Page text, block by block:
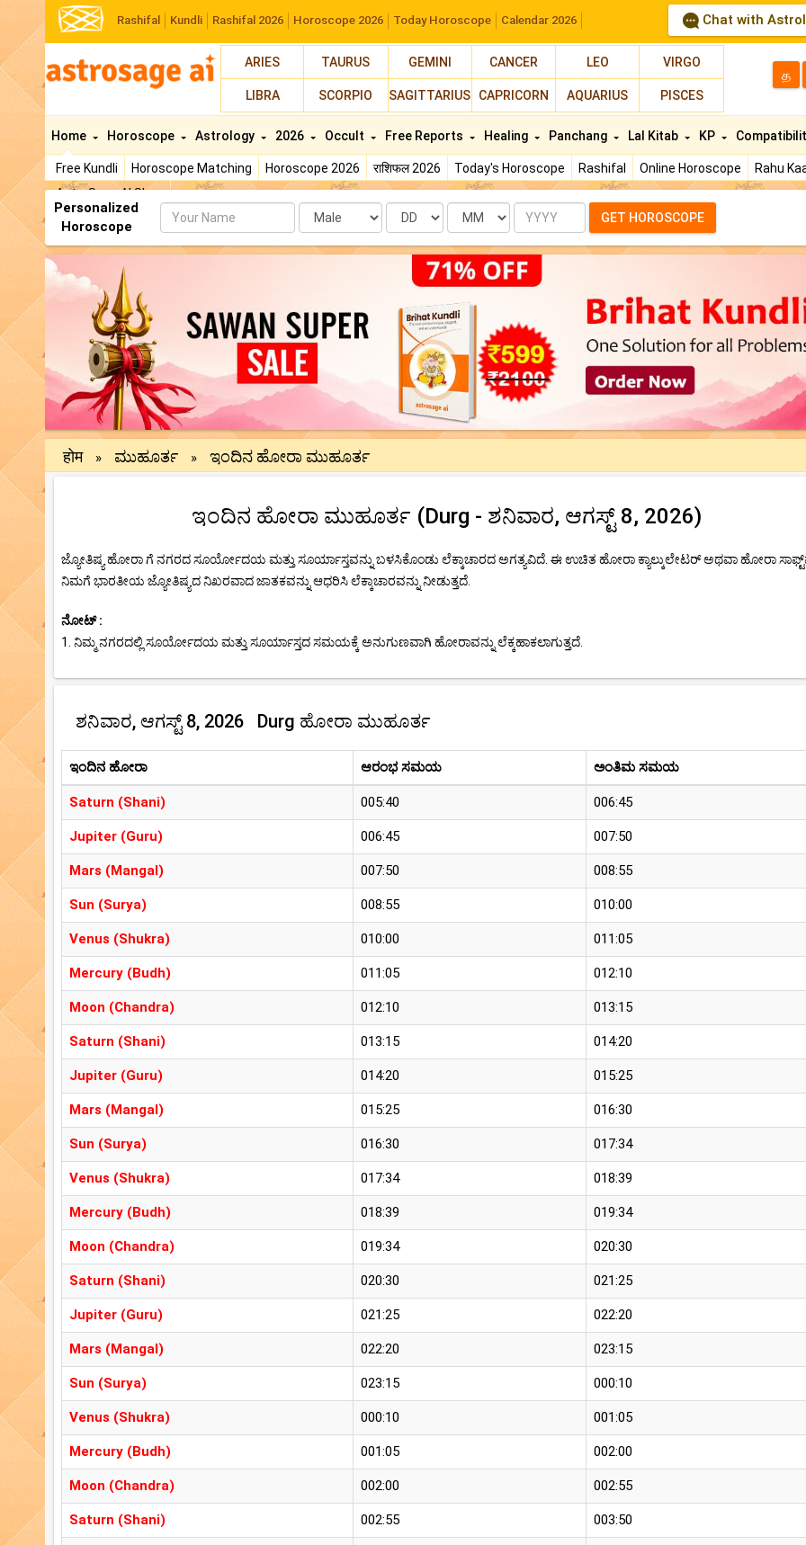
Rashifal Kundli Rashifal 2026 Horoscope 2026 Today Horoscope Calendar 2026 Chat with
ARIES TAURUS GEMINI CANCER LEO VIRGO
LIBRA SCORPIO SAGITTARIUS CAPRICORN AQUARIUS PISCES
த
Home
Free Kundli Horoscope Matching Horoscope 2026 राशिफल 2026 Today's Horoscope Rashifal Online Horoscope
Rahu
AstroSage AI Shop
Horoscope Astrology 2026 Occult Free Reports Healing Panchang Lal Kitab KP
Personalized
Horoscope
Name Date Month Year GET HOROSCOPE
होम » ಮುಹೂರ್ತ » ಇಂದಿನ ಹೋರಾ ಮುಹೂರ್ತ
ಇಂದಿನ ಹೋರಾ ಮುಹೂರ್ತ (Durg - ಶನಿವಾರ, ಆಗಸ್ಟ್ 8, 2026)
ಜ್ಯೋತಿಷ್ಯ ಹೋರಾ ಗೆ ನಗರದ ಸೂರ್ಯೋದಯ ಮತ್ತು ಸೂರ್ಯಾಸ್ತವನ್ನು ಬಳಸಿಕೊಂಡು ಲೆಕ್ಕಾಚಾರದ ಅಗತ್ಯವಿದೆ. ಈ ಉಚಿತ ಹೋರಾ ಕ್ಯಾಲ್ಕುಲೇಟರ್ ಅಥವಾ ಹೋರಾ
ನಿಮಗೆ ಭಾರತೀಯ ಜ್ಯೋತಿಷ್ಯದ ನಿಖರವಾದ ಜಾತಕವನ್ನು ಆಧರಿಸಿ ಲೆಕ್ಕಾಚಾರವನ್ನು ನೀಡುತ್ತದೆ.
ನೋಟ್ :
1. ನಿಮ್ಮ ನಗರದಲ್ಲಿ ಸೂರ್ಯೋದಯ ಮತ್ತು ಸೂರ್ಯಾಸ್ತದ ಸಮಯಕ್ಕೆ ಅನುಗುಣವಾಗಿ ಹೋರಾವನ್ನು ಲೆಕ್ಕಹಾಕಲಾಗುತ್ತದೆ.
ಶನಿವಾರ, ಆಗಸ್ಟ್ 8, 2026 Durg ಹೋರಾ ಮುಹೂರ್ತ
ಇಂದಿನ ಹೋರಾ ಆರಂಭ ಸಮಯ ಅಂತಿಮ ಸಮಯ
Saturn (Shani) 005:40 006:45
Jupiter (Guru) 006:45 007:50
Mars (Mangal) 007:50 008:55
Sun (Surya) 008:55 010:00
Venus (Shukra) 010:00 011:05
Mercury (Budh) 011:05 012:10
Moon (Chandra) 012:10 013:15
Saturn (Shani) 013:15 014:20
Jupiter (Guru) 014:20 015:25
Mars (Mangal) 015:25 016:30
Sun (Surya) 016:30 017:34
Venus (Shukra) 017:34 018:39
Mercury (Budh) 018:39 019:34
Moon (Chandra) 019:34 020:30
Saturn (Shani) 020:30 021:25
Jupiter (Guru) 021:25 022:20
Mars (Mangal) 022:20 023:15
Sun (Surya) 023:15 000:10
Venus (Shukra) 000:10 001:05
Mercury (Budh) 001:05 002:00
Moon (Chandra) 002:00 002:55
Saturn (Shani) 002:55 003:50